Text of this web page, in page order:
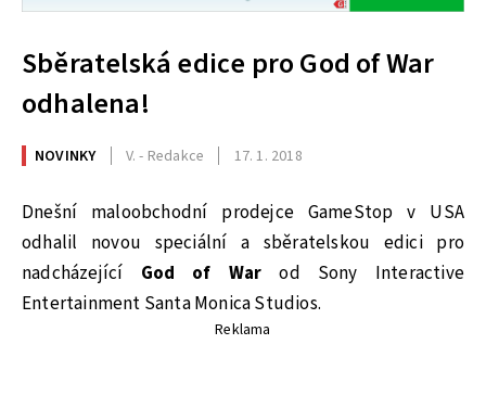
Sběratelská edice pro God of War
odhalena!
NOVINKY V. - Redakce 17. 1. 2018
Dnešní maloobchodní prodejce GameStop v USA
odhalil novou speciální a sběratelskou edici pro
nadcházející God of War od Sony Interactive
Entertainment Santa Monica Studios.
Reklama